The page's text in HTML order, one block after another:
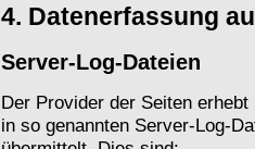
4. Datenerfassung
Server-Log-Dateien
Der Provider der Seiten
in so genannten Server-Log-